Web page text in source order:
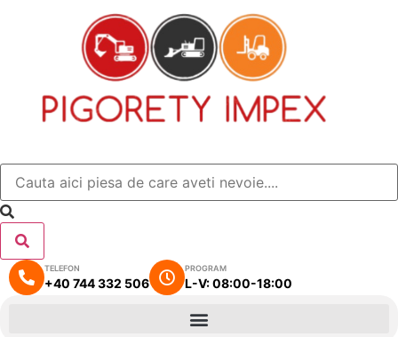
TELEFON
+40 744 332 506
PROGRAM
L-V: 08:00-18:00